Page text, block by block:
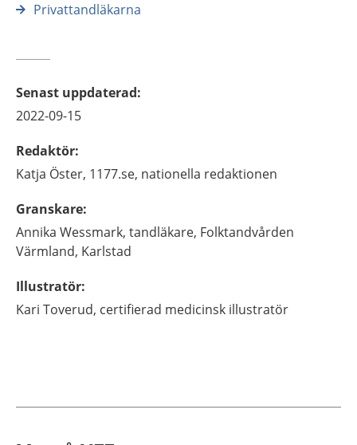
Privattandläkarna
Senast uppdaterad:
2022-09-15
Redaktör:
Katja Öster, 1177.se, nationella redaktionen
Granskare:
Annika Wessmark, tandläkare, Folktandvården
Värmland, Karlstad
Illustratör:
Kari Toverud, certifierad medicinsk illustratör